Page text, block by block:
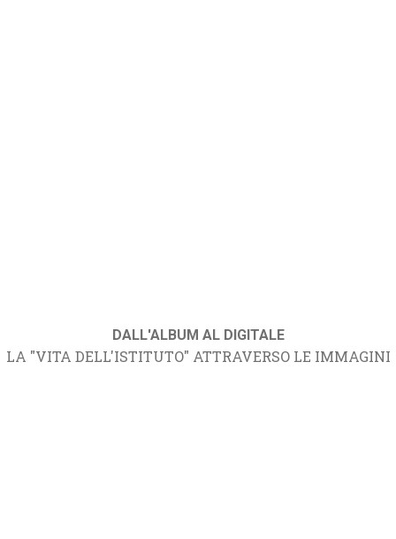
DALL'ALBUM AL DIGITALE
LA "VITA DELL'ISTITUTO" ATTRAVERSO LE IMMAGINI